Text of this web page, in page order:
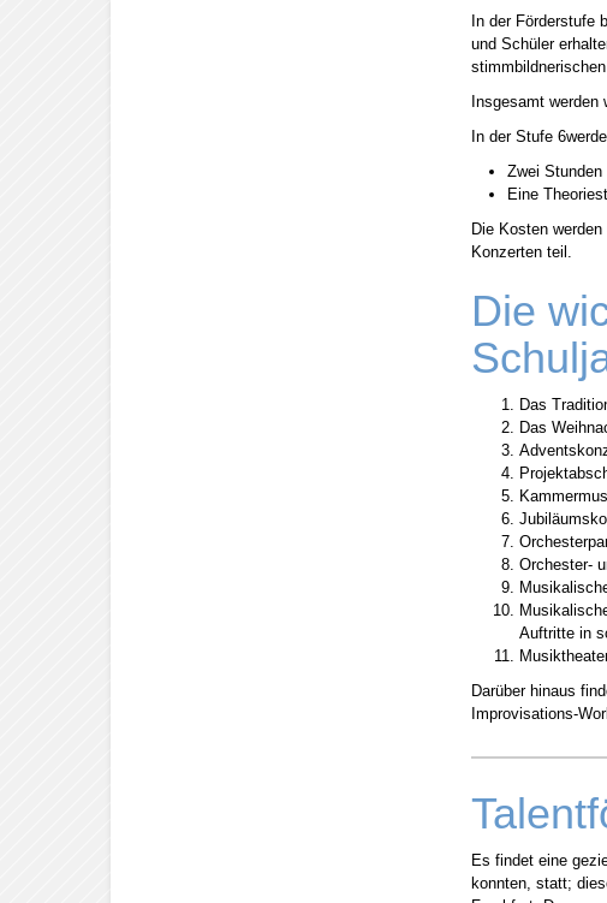
In der Förderstufe
und Schüler
Insgesamt
In der Stufe
Zwei
Eine
Die Kosten
Konzerten teil.
Die
Das
Das
Orchester-
Auftritte in
Darüber hinaus
Improvisations-
Es findet eine
konnten, statt;